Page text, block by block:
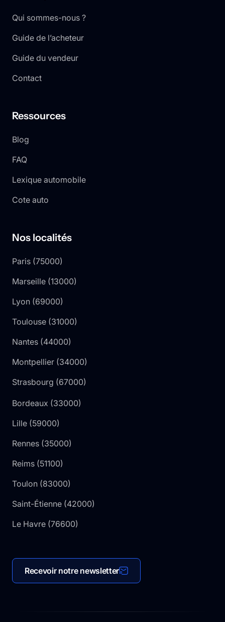
Qui sommes-nous ?
Guide de l’acheteur
Guide du vendeur
Contact
Ressources
Blog
FAQ
Lexique automobile
Cote auto
Nos localités
Paris (75000)
Marseille (13000)
Lyon (69000)
Toulouse (31000)
Nantes (44000)
Montpellier (34000)
Strasbourg (67000)
Bordeaux (33000)
Lille (59000)
Rennes (35000)
Reims (51100)
Toulon (83000)
Saint-Étienne (42000)
Le Havre (76600)
Recevoir notre newsletter